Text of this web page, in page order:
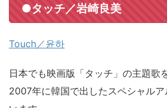
●タッチ／岩崎良美
Touch／윤하
日本でも映画版「タッチ」の主題歌
2007年に韓国で出したスペシャル